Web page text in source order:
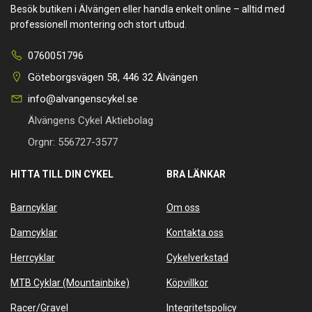
Besök butiken i Älvängen eller handla enkelt online – alltid med
professionell montering och stort utbud.
0760051796
Göteborgsvägen 58, 446 32 Älvängen
info@alvangenscykel.se
Älvängens Cykel Aktiebolag
Orgnr: 556727-3577
HITTA TILL DIN CYKEL
Barncyklar
Damcyklar
Herrcyklar
MTB Cyklar (Mountainbike)
Racer/Gravel
BRA LÄNKAR
Om oss
Kontakta oss
Cykelverkstad
Köpvillkor
Integritetspolicy